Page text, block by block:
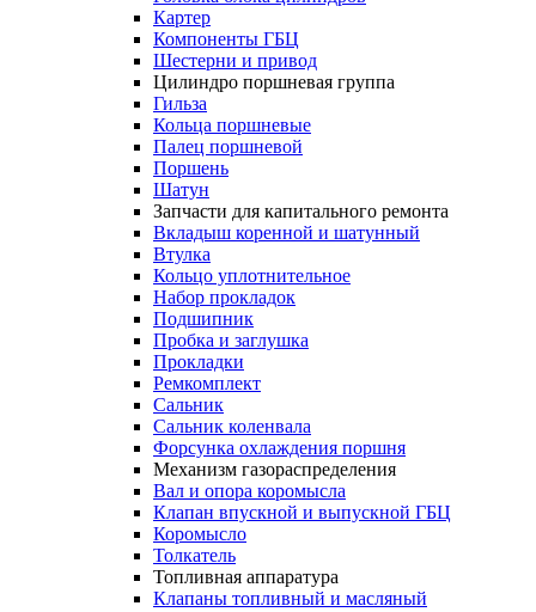
Картер
Компоненты ГБЦ
Шестерни и привод
Цилиндро поршневая группа
Гильза
Кольца поршневые
Палец поршневой
Поршень
Шатун
Запчасти для капитального ремонта
Вкладыш коренной и шатунный
Втулка
Кольцо уплотнительное
Набор прокладок
Подшипник
Пробка и заглушка
Прокладки
Ремкомплект
Сальник
Сальник коленвала
Форсунка охлаждения поршня
Механизм газораспределения
Вал и опора коромысла
Клапан впускной и выпускной ГБЦ
Коромысло
Толкатель
Топливная аппаратура
Клапаны топливный и масляный